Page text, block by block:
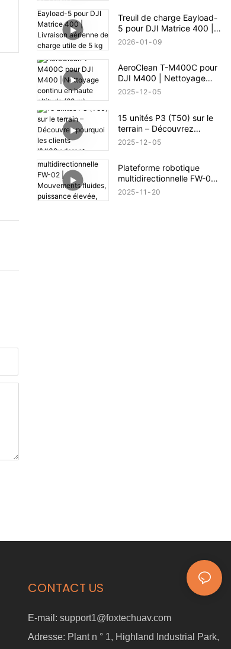
Treuil de charge Eayload-
5 pour DJI Matrice 400 |
Livraison aérienne de
2026 01 09
AeroClean T-M400C pour
DJI M400 | Nettoyage
continu en haute altitude
2025 12 05
15 unités P3 (T50) sur le
terrain – Découvrez
pourquoi les clients
2025 12 05
Plateforme robotique
multidirectionnelle FW-02 |
Mouvements fluides,
2025 11 20
CONTACT US
E-mail: support1@foxtechuav.com
Adresse: Plant n ° 1, Highland Industrial Park,